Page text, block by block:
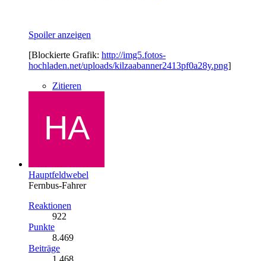
Spoiler anzeigen
[Blockierte Grafik: http://img5.fotos-
hochladen.net/uploads/kilzaabanner2413pf0a28y.png]
Zitieren
Hauptfeldwebel
Fernbus-Fahrer
Reaktionen
922
Punkte
8.469
Beiträge
1.468